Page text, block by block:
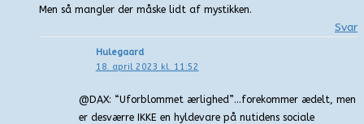
Men så mangler der måske lidt af mystikken.
Svar
Hulegaard
18. april 2023 kl. 11:52
@DAX: “Uforblommet ærlighed”…forekommer ædelt, men
er desværre IKKE en hyldevare på nutidens sociale